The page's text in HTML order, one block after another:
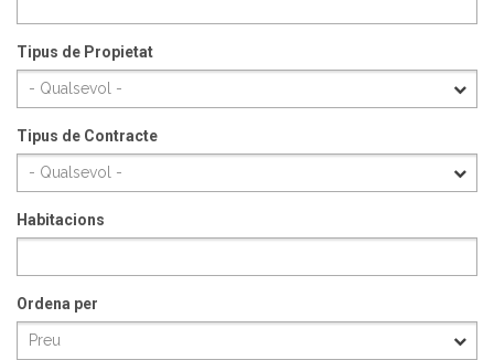
Tipus de Propietat
Tipus de Contracte
Habitacions
Ordena per